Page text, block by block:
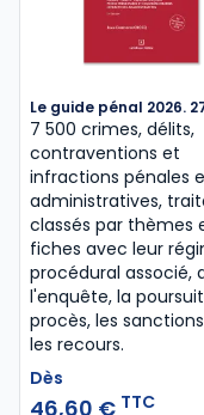
Le guide pénal 2026.
7 500 crimes, délits,
contraventions et
infractions pénales
administratives,
classés par thèmes
fiches avec leur
procédural associé,
l'enquête, la
procès, les
les recours.
Dès
46,60 € TTC